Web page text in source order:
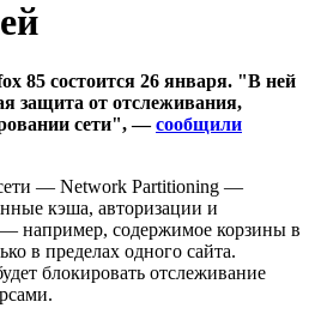
85 состоится 26 января. "В ней
защита от отслеживания,
сети", —сообщили
— Network Partitioning —
кэша, авторизации и
например, содержимое корзины в
в пределах одного сайта.
блокировать отслеживание